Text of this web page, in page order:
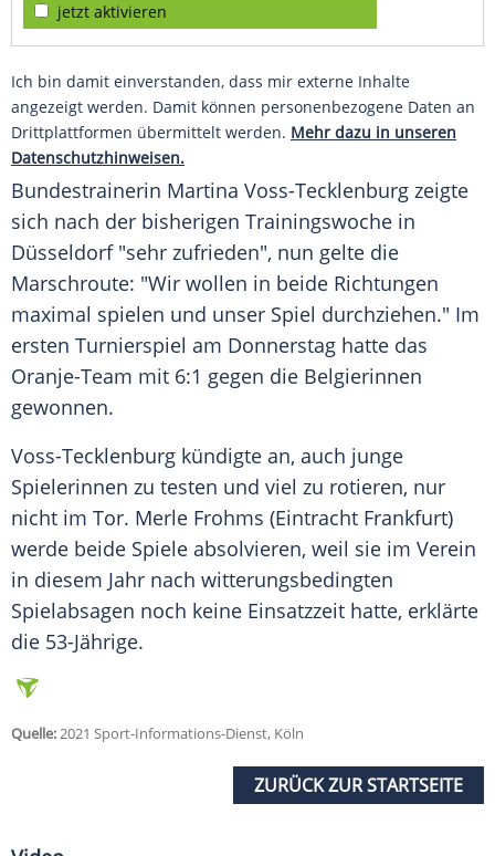
jetzt aktivieren
Ich bin damit einverstanden, dass mir externe Inhalte
angezeigt werden. Damit können personenbezogene Daten an
Drittplattformen übermittelt werden. Mehr dazu in unseren
Datenschutzhinweisen.
Bundestrainerin Martina Voss-Tecklenburg zeigte
sich nach der bisherigen Trainingswoche in
Düsseldorf"sehr zufrieden", nun gelte die
Marschroute: "Wir wollen in beide Richtungen
maximal spielen und unser Spiel durchziehen." Im
ersten Turnierspiel am Donnerstag hatte das
Oranje-Team mit 6:1 gegen die Belgierinnen
gewonnen.
Voss-Tecklenburg kündigte an, auch junge
Spielerinnen zu testen und viel zu rotieren, nur
nicht im Tor. Merle Frohms (Eintracht Frankfurt)
werde beide Spiele absolvieren, weil sie im Verein
in diesem Jahr nach witterungsbedingten
Spielabsagen noch keine Einsatzzeit hatte, erklärte
die 53-Jährige.
Quelle:2021 Sport-Informations-Dienst, Köln
ZURÜCK ZUR STARTSEITE